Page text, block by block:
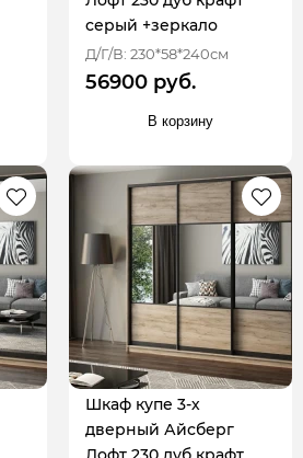
серый +зеркало
Д/Г/В: 230*58*240см
56900 руб.
В корзину
Шкаф купе 3-х
дверный Айсберг